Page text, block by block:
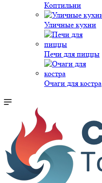
Коптильни
Уличные кухни
Печи для пиццы
Очаги для костра